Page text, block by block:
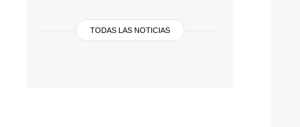
TODAS LAS NOTICIAS